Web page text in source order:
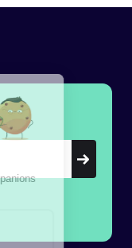
be your companions